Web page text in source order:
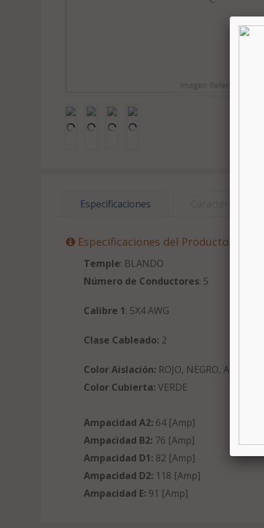
Especificaciones
Especificaciones del Producto
Temple: BLANDO
Número de Conductores: 5
Calibre 1: 5X4 AWG
Clase Cableado: 2
Color Aislación: ROJO, NEGRO, AZUL,
Color Cubierta: VERDE
Ampacidad A2: 64 [Amp]
Ampacidad B2: 76 [Amp]
Ampacidad D1: 82 [Amp]
Ampacidad D2: 118 [Amp]
Ampacidad E: 91 [Amp]